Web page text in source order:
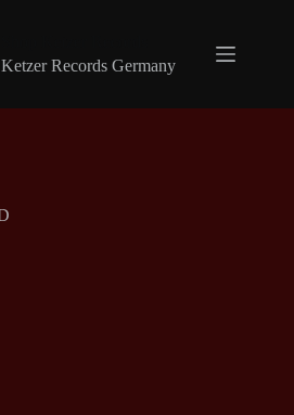
Ketzer Records Germany